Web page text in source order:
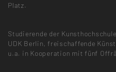
Platz.
Studierende der
UDK Berlin, freischaffende
u.a. in Kooperation mit fünf